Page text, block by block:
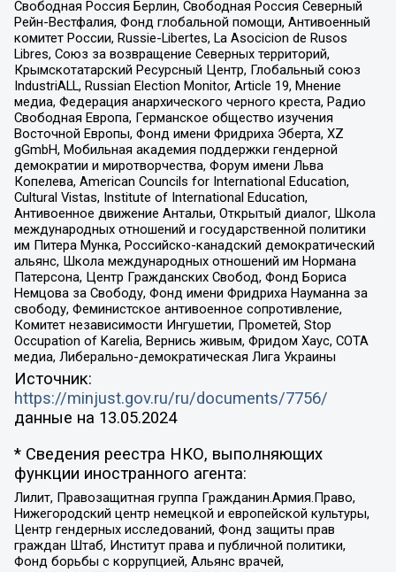
Свободная Россия Берлин, Свободная Россия Северный
Рейн-Вестфалия, Фонд глобальной помощи, Антивоенный
комитет России, Russie-Libertes, La Asocicion de Rusos
Libres, Союз за возвращение Северных территорий,
Крымскотатарский Ресурсный Центр, Глобальный союз
IndustriALL, Russian Election Monitor, Article 19, Мнение
медиа, Федерация анархического черного креста, Радио
Свободная Европа, Германское общество изучения
Восточной Европы, Фонд имени Фридриха Эберта, XZ
gGmbH, Мобильная академия поддержки гендерной
демократии и миротворчества, Форум имени Льва
Копелева, American Councils for International Education,
Cultural Vistas, Institute of International Education,
Антивоенное движение Антальи, Открытый диалог, Школа
международных отношений и государственной политики
им Питера Мунка, Российско-канадский демократический
альянс, Школа международных отношений им Нормана
Патерсона, Центр Гражданских Свобод, Фонд Бориса
Немцова за Свободу, Фонд имени Фридриха Науманна за
свободу, Феминистское антивоенное сопротивление,
Комитет независимости Ингушетии, Прометей, Stop
Occupation of Karelia, Вернись живым, Фридом Хаус, СОТА
медиа, Либерально-демократическая Лига Украины
Источник:
https://minjust.gov.ru/ru/documents/7756/
данные на 13.05.2024
* Сведения реестра НКО, выполняющих
функции иностранного агента:
Лилит, Правозащитная группа Гражданин.Армия.Право,
Нижегородский центр немецкой и европейской культуры,
Центр гендерных исследований, Фонд защиты прав
граждан Штаб, Институт права и публичной политики,
Фонд борьбы с коррупцией, Альянс врачей,